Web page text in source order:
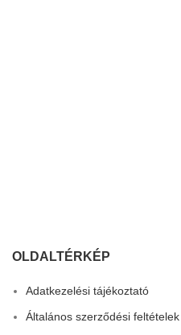
OLDALTÉRKÉP
Adatkezelési tájékoztató
Általános szerződési feltételek